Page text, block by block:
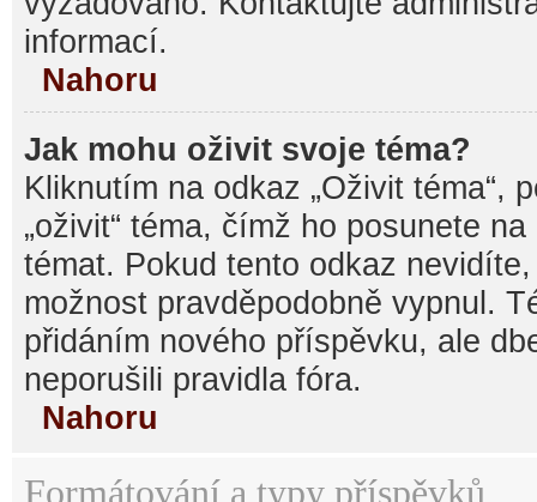
informací.
Nahoru
Jak mohu oživit svoje téma?
Kliknutím na odkaz „Oživit téma“,
„oživit“ téma, čímž ho posunete
témat. Pokud tento odkaz
možnost pravděpodobně vypnul.
přidáním nového příspěvku, ale
neporušili pravidla fóra.
Nahoru
Formátování a typy příspěvků